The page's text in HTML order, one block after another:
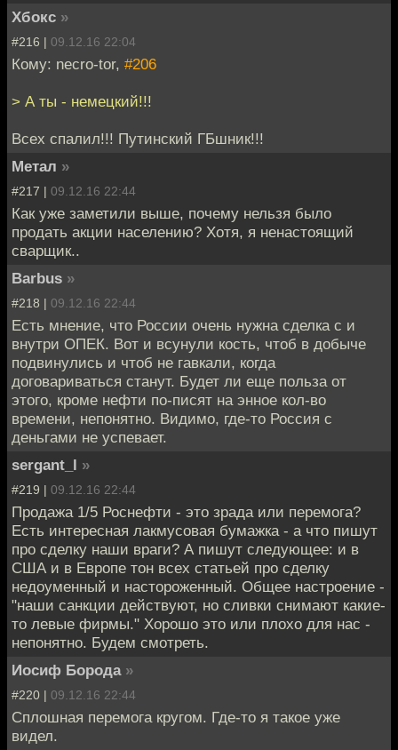
Хбокс »
#216 | 09.12.16 22:04
Кому: necro-tor, #206
> А ты - немецкий!!!
Всех спалил!!! Путинский ГБшник!!!
Метал »
#217 | 09.12.16 22:44
Как уже заметили выше, почему нельзя было
продать акции населению? Хотя, я ненастоящий
сварщик..
Barbus »
#218 | 09.12.16 22:44
Есть мнение, что России очень нужна сделка с и
внутри ОПЕК. Вот и всунули кость, чтоб в добыче
подвинулись и чтоб не гавкали, когда
договариваться станут. Будет ли еще польза от
этого, кроме нефти по-писят на энное кол-во
времени, непонятно. Видимо, где-то Россия с
деньгами не успевает.
sergant_l »
#219 | 09.12.16 22:44
Продажа 1/5 Роснефти - это зрада или перемога?
Есть интересная лакмусовая бумажка - а что пишут
про сделку наши враги? А пишут следующее: и в
США и в Европе тон всех статьей про сделку
недоуменный и настороженный. Общее настроение -
"наши санкции действуют, но сливки снимают какие-
то левые фирмы." Хорошо это или плохо для нас -
непонятно. Будем смотреть.
Иосиф Борода »
#220 | 09.12.16 22:44
Сплошная перемога кругом. Где-то я такое уже
видел.